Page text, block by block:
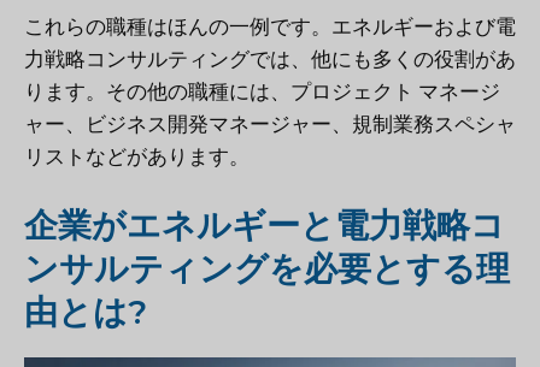
これらの職種はほんの一例です。エネルギーおよび電
力戦略コンサルティングでは、他にも多くの役割があ
ります。その他の職種には、プロジェクト マネージ
ャー、ビジネス開発マネージャー、規制業務スペシャ
リストなどがあります。
企業がエネルギーと電力戦略コ
ンサルティングを必要とする理
由とは?